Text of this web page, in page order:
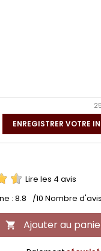
ENREGISTRER VOTRE
Lire les 4 avis
: 8.8 /10 Nombre
 Ajouter au